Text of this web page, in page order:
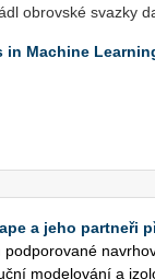
ob­rov­ské svaz­ky
in Ma­chi­ne
a jeho partneři
pod­po­ro­va­né
mo­de­lo­vá­ní a